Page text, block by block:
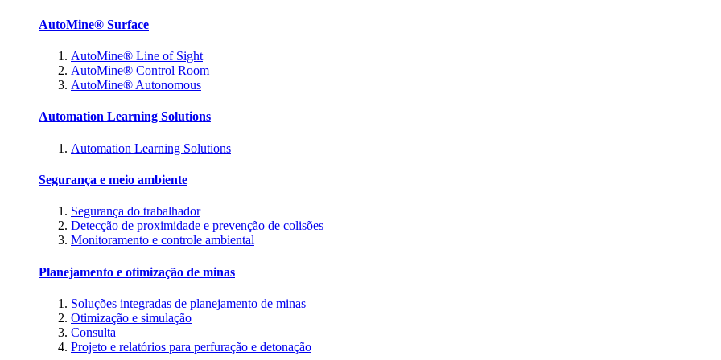
AutoMine® Surface
AutoMine® Line of Sight
AutoMine® Control Room
AutoMine® Autonomous
Automation Learning Solutions
Automation Learning Solutions
Segurança e meio ambiente
Segurança do trabalhador
Detecção de proximidade e prevenção de colisões
Monitoramento e controle ambiental
Planejamento e otimização de minas
Soluções integradas de planejamento de minas
Otimização e simulação
Consulta
Projeto e relatórios para perfuração e detonação